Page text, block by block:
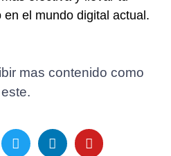
el mundo digital actual.
mas contenido como
este.